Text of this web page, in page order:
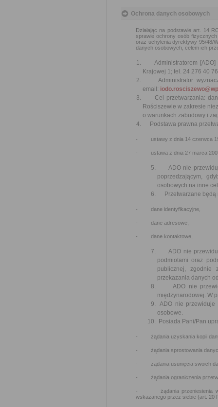
Ochrona danych osobowych
Działając na podstawie art. 14
sprawie ochrony osób
oraz uchylenia dyrektywy 95/48/
danych osobowych, celem ich
Administratorem [ADO]
Krajowej 1; tel. 24 276 40
Administrator
email:
Cel przetwarzania: dane
Rościszewie w zakresie
o warunkach zabudowy i
Podstawa prawna
- ustawy z dnia 14 czerwca
- ustawa z dnia 27 marca 2003
ADO nie
poprzedzającym,
osobowych na inne
Przetwarzane będą
- dane identyfikacyjne,
- dane adresowe,
- dane kontaktowe,
ADO nie
podmiotami oraz
publicznej, zgodnie
przekazania danych
ADO nie
międzynarodowej. W
ADO nie przewiduje
osobowe.
Posiada Pani/Pan
- żądania uzyskania kopii
- żądania sprostowania
- żądania usunięcia swoich
- żądania ograniczenia
- żądania przeniesienia
wskazanego przez siebie (art. 20